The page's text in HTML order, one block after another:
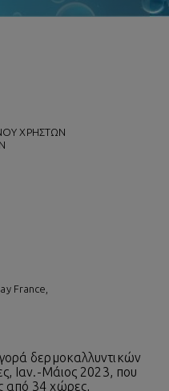
ΧΡΗΣΤΩΝ
France,
δερμοκαλλυντικών
Ιαν.-Μάιος 2023, που
από 34 χώρες,